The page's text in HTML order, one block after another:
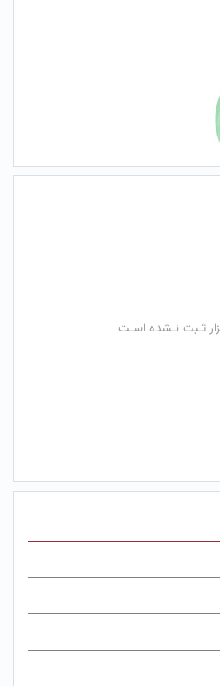
ثـبت نـشده اسـت